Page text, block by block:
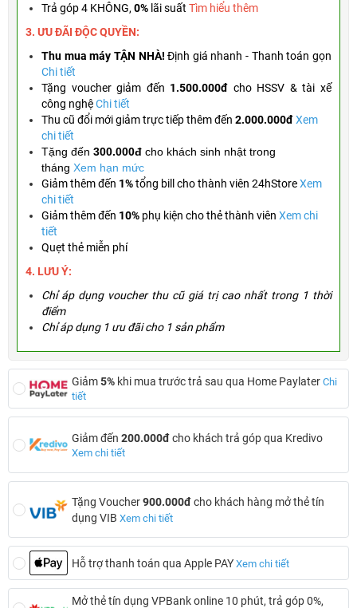
Trả góp 4 KHÔNG,0% lãi suất Tìm hiểu thêm
3. ƯU ĐÃI ĐỘC QUYỀN:
Thu mua máy TẬN NHÀ!Định giá nhanh - Thanh toán gọn
Chi tiết
Tặng voucher giảm đến 1.500.000đ cho HSSV & tài xế
công nghệChi tiết
Thu cũ đổi mới giảm trực tiếp thêm đến 2.000.000đXem
chi tiết
Tặng đến 300.000đ cho khách sinh nhật trong
tháng Xem hạn mức
Giảm thêm đến 1%tổng bill cho thành viên 24hStoreXem
chi tiết
Giảm thêm đến 10% phụ kiện cho thẻ thành viên Xem chi
tiết
Quẹt thẻ miễn phí
4. LƯU Ý:
Chỉ áp dụng voucher thu cũ giá trị cao nhất trong 1 thời
điểm
Chỉ áp dụng 1 ưu đãi cho 1 sản phẩm
Giảm5% khi mua trước trả sau qua Home Paylater Chi
tiết
Giảm đến 200.000đcho khách trả góp qua Kredivo
Xem chi tiết
Tặng Voucher900.000đcho khách hàng mở thẻ tín
dụng VIB Xem chi tiết
Hỗ trợ thanh toán qua Apple PAY Xem chi tiết
Mở thẻ tín dụng VPBank online 10 phút, trả góp 0%,